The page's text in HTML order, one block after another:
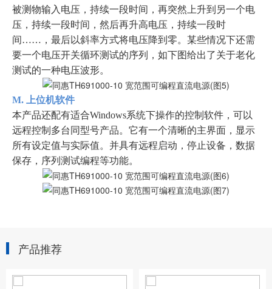
被测物输入电压，持续一段时间，再突然上升到另一个电
压，持续一段时间，然后再升高电压，持续一段时
间……，最后以斜率方式将电压降到零。某些情况下还需
要一个电压开关循环测试的序列，如下图给出了关于老化
测试的一种电压波形。
M. 上位机软件
本产品还配有适合Windows系统下操作的控制软件，可以
远程控制多台同型号产品。它有一个清晰的主界面，显示
所有设定值与实际值。并具有远程启动，停止设备，数据
保存，序列测试编程等功能。
产品推荐